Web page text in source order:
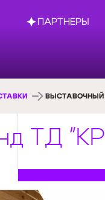
ПАРТНЕРЫ
ВЫСТАВОЧНЫЙ
ТД